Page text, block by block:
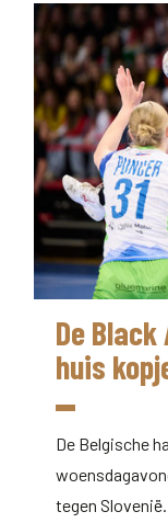
De
huis
De Belgische
tegen